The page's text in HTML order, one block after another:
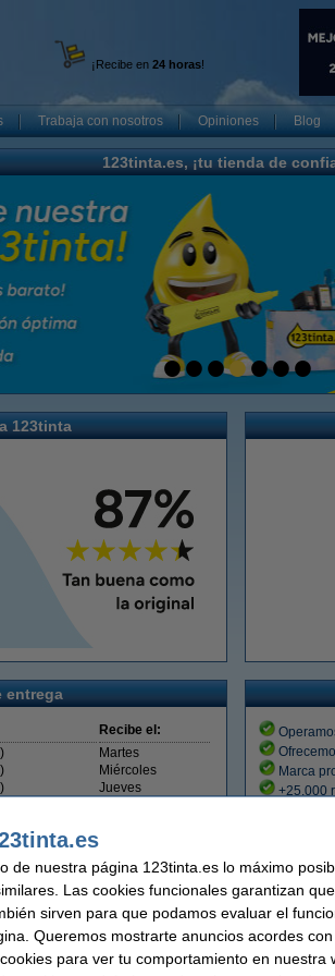
¡Recibe en 24 horas!
Trabaja con nosotros Opiniones Blog
123tinta.es, ¡tu tienda de
123tinta
entrega
Recibe el:
Martes
Miércoles
Jueves
Marca
+25.000
Servicio
de nuestra página 123tinta.es lo máximo
Las cookies funcionales garantizan
sirven para que podamos evaluar el
Queremos mostrarte anuncios acordes
para ver tu comportamiento en nuestra